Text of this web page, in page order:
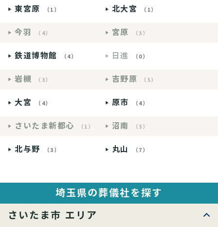
東宮原 （1） 北大宮 （1）
今羽 （4） 宮原 （3）
鉄道博物館 （4） 日進 （0）
岩槻 （3） 吉野原 （5）
大宮 （4） 原市 （4）
さいたま新都心 （1） 沼南 （3）
北与野 （3） 丸山 （7）
埼玉県の葬儀社を探す
さいたま市 エリア